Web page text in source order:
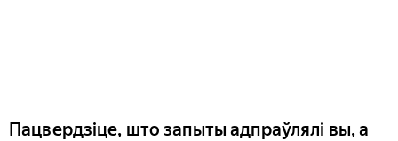
Пацвердзіце, што запыты адпраўлялі вы, а